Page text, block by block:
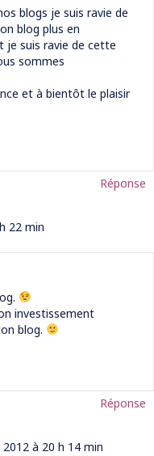
blogs je suis ravie de
blog plus en
je suis ravie de cette
sommes
et à bientôt le plaisir
Réponse
22 min
investissement
blog.
Réponse
à 20 h 14 min